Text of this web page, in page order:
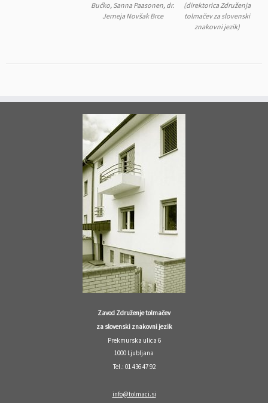
Bućko, Sanna Paasonen, dr.
Jerneja Novšak Brce
(direktorica Združenja
tolmačev za slovenski
znakovni jezik)
Zavod Združenje tolmačev
za slovenski znakovni jezik
Prekmurska ulica 6
1000 Ljubljana
Tel.: 01 436 47 92
info@tolmaci.si